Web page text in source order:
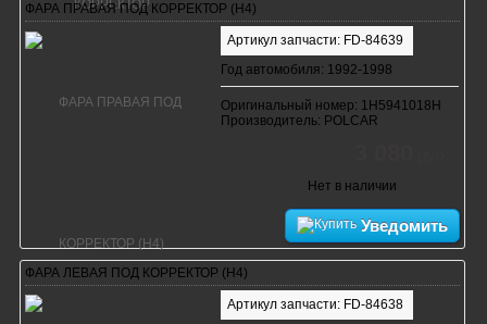
ФАРА ПРАВАЯ ПОД КОРРЕКТОР (H4)
Артикул запчасти: FD-84639
Год автомобиля: 1992-1998
Оригинальный номер: 1H5941018H
Производитель: POLCAR
Нет в наличии
Уведомить
ФАРА ЛЕВАЯ ПОД КОРРЕКТОР (H4)
Артикул запчасти: FD-84638